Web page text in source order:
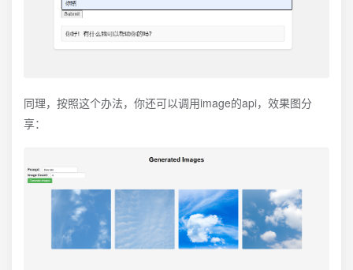
同理，按照这个办法，你还可以调用image的api，效果图分
享：